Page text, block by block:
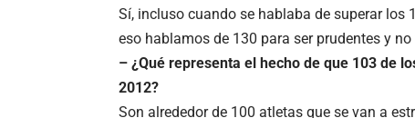
Sí, incluso cuando se hablaba de superar
eso hablamos de 130 para ser prudentes y
– ¿Qué representa el hecho de que 103 de
2012?
Son alrededor de 100 atletas que se van a